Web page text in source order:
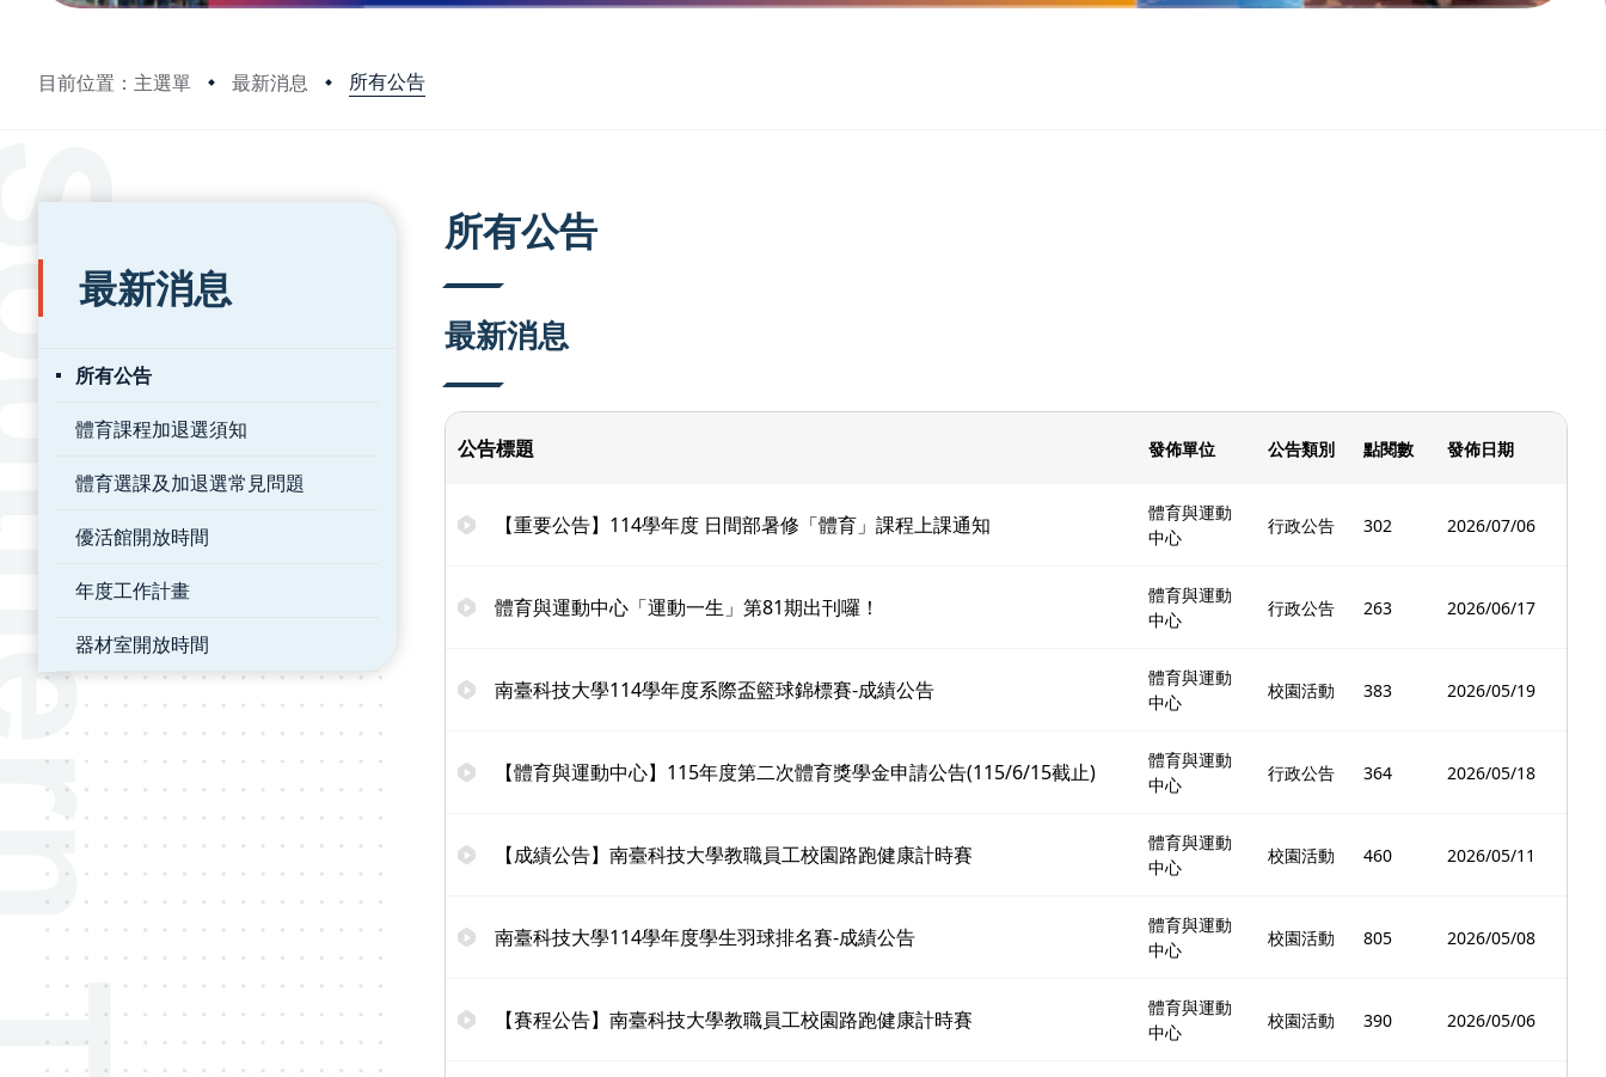
目前位置：主選單 最新消息 所有公告
:::
最新消息
所有公告
體育課程加退選須知
體育選課及加退選常見問題
優活館開放時間
年度工作計畫
器材室開放時間
所有公告
最新消息
公告標題 發佈單位 公告類別 點閱數 發佈日期
【重要公告】114學年度 日間部暑修「體育」課程上課通知
體育與運動
中心
行政公告 302 2026/07/06
體育與運動中心「運動一生」第81期出刊囉！
體育與運動
中心
行政公告 263 2026/06/17
南臺科技大學114學年度系際盃籃球錦標賽-成績公告
體育與運動
中心
校園活動 383 2026/05/19
【體育與運動中心】115年度第二次體育獎學金申請公告(115/6/15截止)
體育與運動
中心
行政公告 364 2026/05/18
【成績公告】南臺科技大學教職員工校園路跑健康計時賽
體育與運動
中心
校園活動 460 2026/05/11
南臺科技大學114學年度學生羽球排名賽-成績公告
體育與運動
中心
校園活動 805 2026/05/08
【賽程公告】南臺科技大學教職員工校園路跑健康計時賽
體育與運動
中心
校園活動 390 2026/05/06